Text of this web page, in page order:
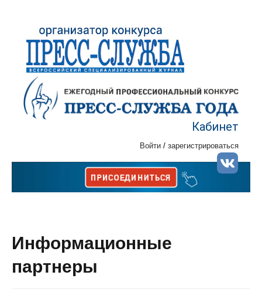
Кабинет
Войти / зарегистрироваться
Информационные
партнеры